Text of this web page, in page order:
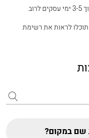
חברת המשלוחים שלנו מתחייבת לאספקה תוך 3-5 ימי עסקים לרוב
עד 8 ימי עסקים. תוכלו לראות את רשימת
במקום?